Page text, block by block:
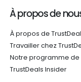
À propos de
À propos de
Travailler chez
Notre programme
TrustDeals Insider